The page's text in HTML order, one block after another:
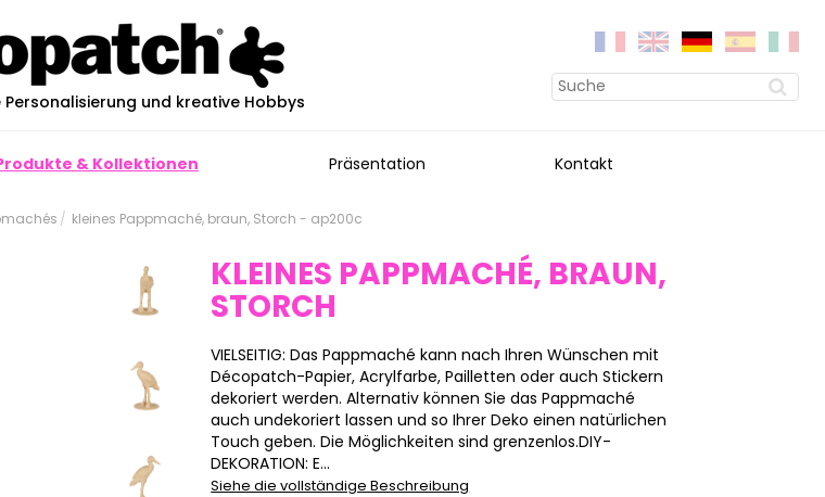
und kreative Hobbys
& Kollektionen Präsentation Kontakt
kleines Pappmaché, braun, Storch - ap200c
KLEINES PAPPMACHÉ, BRAUN,
STORCH
VIELSEITIG: Das Pappmaché kann nach Ihren Wünschen mit
Décopatch-Papier, Acrylfarbe, Pailletten oder auch Stickern
dekoriert werden. Alternativ können Sie das Pappmaché
auch undekoriert lassen und so Ihrer Deko einen natürlichen
Touch geben. Die Möglichkeiten sind grenzenlos.DIY-
DEKORATION: E...
Siehe die vollständige Beschreibung